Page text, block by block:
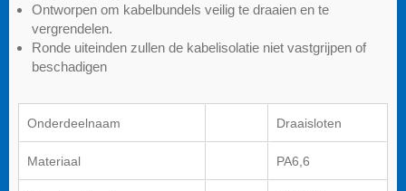
Ontworpen om kabelbundels veilig te draaien en te
vergrendelen.
Ronde uiteinden zullen de kabelisolatie niet vastgrijpen of
beschadigen
Onderdeelnaam Draaisloten
Materiaal PA6,6